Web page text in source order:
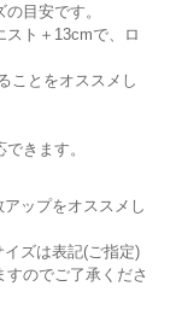
目安です。
スト＋13cmで、ロ
ことをオススメし
きます。
ップをオススメし
ズは表記(ご指定)
のでご了承くださ